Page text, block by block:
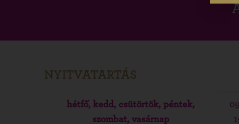
NYITVATARTÁS
hétfő, kedd, csütörtök, péntek,
szombat, vasárnap